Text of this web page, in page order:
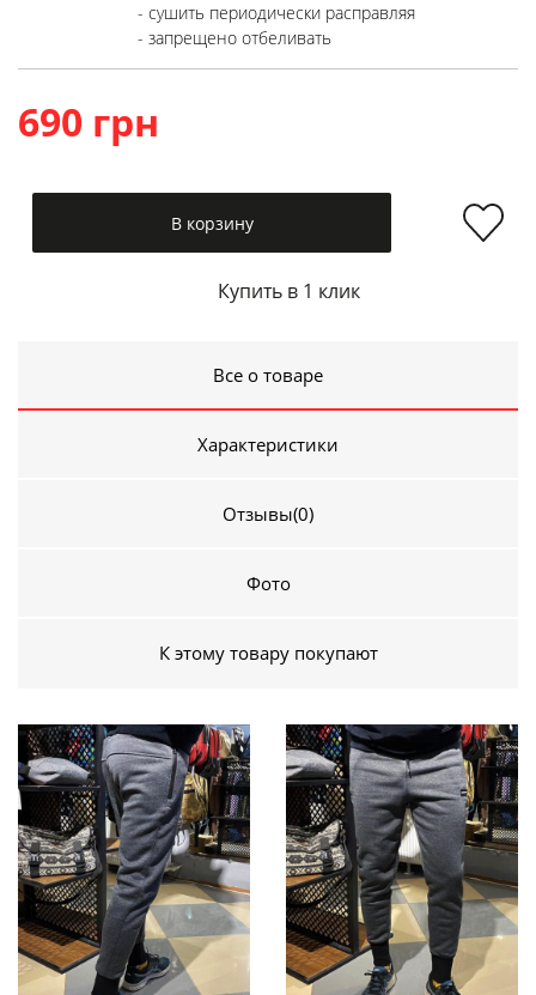
- сушить периодически расправляя
- запрещено отбеливать
690 грн
В корзину
Купить в 1 клик
Все о товаре
Характеристики
Отзывы(0)
Фото
К этому товару покупают